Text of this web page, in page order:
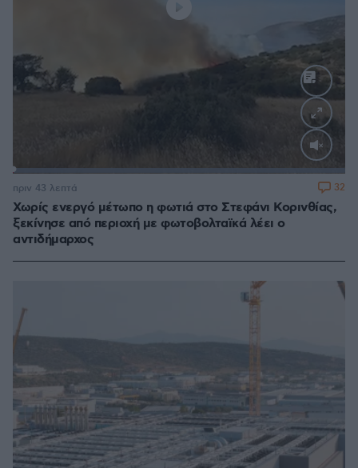
Loaded:
Χωρίς ενεργό μέτωπο η φωτιά στο Στεφάνι Κορινθίας,
ξεκίνησε από περιοχή με φωτοβολταϊκά λέει ο
αντιδήμαρχος
πριν 43 λεπτά 32